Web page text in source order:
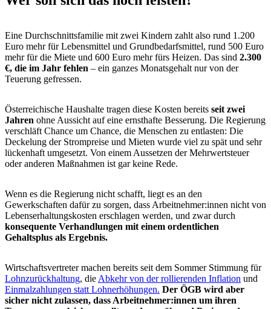
Eine Durchschnittsfamilie mit zwei Kindern zahlt also rund 1.200
Euro mehr für Lebensmittel und Grundbedarfsmittel, rund 500 Euro
mehr für die Miete und 600 Euro mehr fürs Heizen. Das sind 2.300
€, die im Jahr fehlen – ein ganzes Monatsgehalt nur von der
Teuerung gefressen.
Österreichische Haushalte tragen diese Kosten bereits seit zwei
Jahren ohne Aussicht auf eine ernsthafte Besserung. Die Regierung
verschläft Chance um Chance, die Menschen zu entlasten: Die
Deckelung der Strompreise und Mieten wurde viel zu spät und sehr
lückenhaft umgesetzt. Von einem Aussetzen der Mehrwertsteuer
oder anderen Maßnahmen ist gar keine Rede.
Wenn es die Regierung nicht schafft, liegt es an den
Gewerkschaften dafür zu sorgen, dass Arbeitnehmer:innen nicht von
Lebenserhaltungskosten erschlagen werden, und zwar durch
konsequente Verhandlungen mit einem ordentlichen
Gehaltsplus als Ergebnis.
Wirtschaftsvertreter machen bereits seit dem Sommer Stimmung für
Lohnzurückhaltung, die Abkehr von der rollierenden Inflation und
Einmalzahlungen statt Lohnerhöhungen. Der ÖGB wird aber
sicher nicht zulassen, dass Arbeitnehmer:innen um ihren